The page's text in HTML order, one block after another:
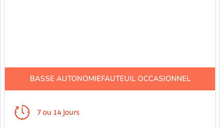
BASSE AUTONOMIEFAUTEUIL OCCASIONNEL
7 ou 14 jours